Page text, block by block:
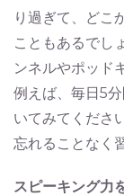
り過ぎて、どこ
こともあるでし
ンネルやポッド
例えば、毎日5
いてみてくださ
忘れることなく
スピーキング力